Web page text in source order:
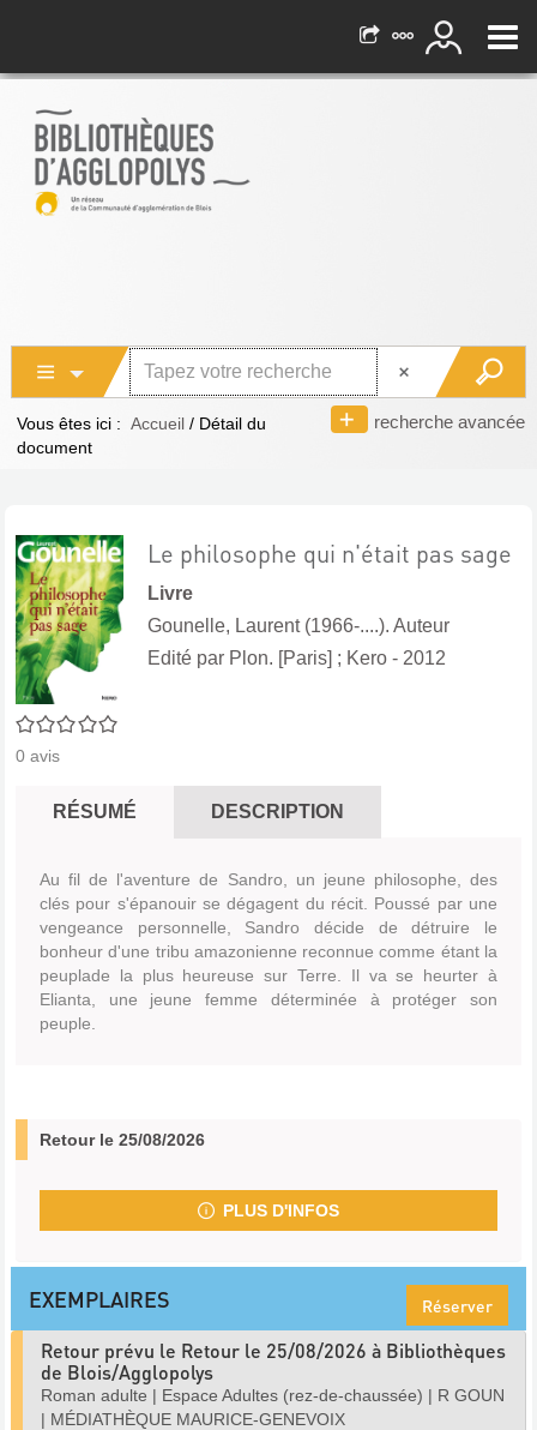
recherche avancée
Vous êtes ici : Accueil / Détail du
document
0/5
0 avis
Le philosophe qui n'était pas sage
Livre
Gounelle, Laurent (1966-....). Auteur
Edité par Plon. [Paris] ; Kero - 2012
RÉSUMÉ DESCRIPTION
Au fil de l'aventure de Sandro, un jeune philosophe, des
clés pour s'épanouir se dégagent du récit. Poussé par une
vengeance personnelle, Sandro décide de détruire le
bonheur d'une tribu amazonienne reconnue comme étant la
peuplade la plus heureuse sur Terre. Il va se heurter à
Elianta, une jeune femme déterminée à protéger son
peuple.
Retour le 25/08/2026
PLUS D'INFOS
EXEMPLAIRES Réserver
Retour prévu le Retour le 25/08/2026 à Bibliothèques
de Blois/Agglopolys
Roman adulte | Espace Adultes (rez-de-chaussée) | R GOUN
| MÉDIATHÈQUE MAURICE-GENEVOIX